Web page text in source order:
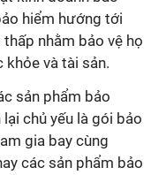
hiểm hướng tới
nhằm bảo vệ họ
và tài sản.
sản phẩm bảo
chủ yếu là gói bảo
gia bay cùng
các sản phẩm bảo